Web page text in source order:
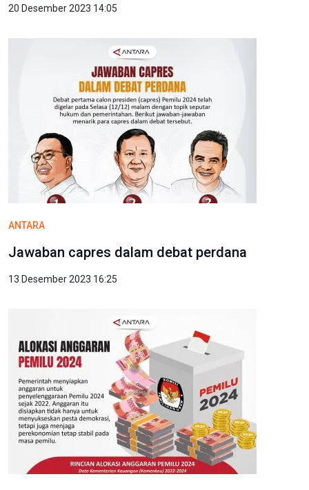
20 Desember 2023 14:05
ANTARA
Jawaban capres dalam debat perdana
13 Desember 2023 16:25